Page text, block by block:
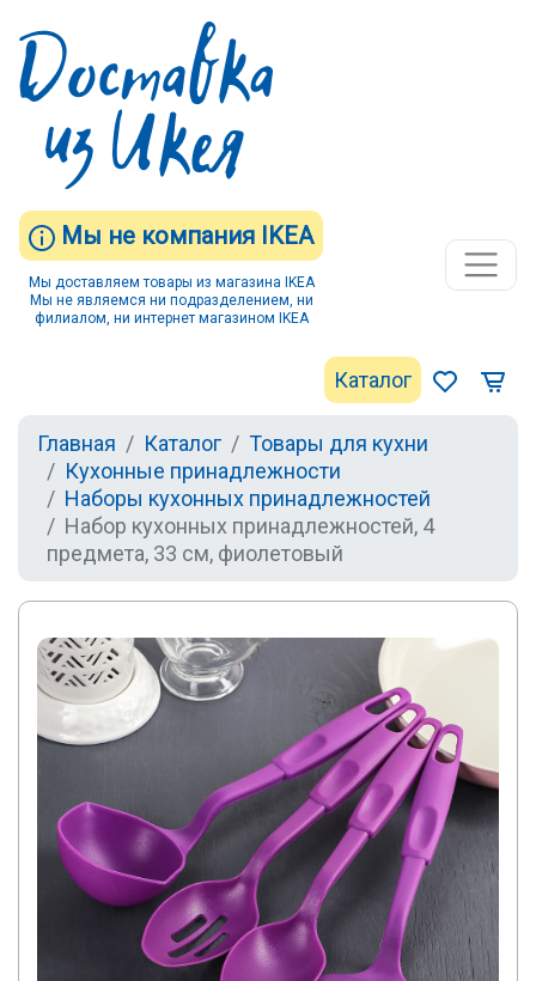
Мы не компания IKEA
Мы доставляем товары из магазина IKEA
Мы не являемся ни подразделением, ни
филиалом, ни интернет магазином IKEA
Каталог
Главная Каталог
Товары для кухни
Кухонные принадлежности
Наборы кухонных принадлежностей
Набор кухонных принадлежностей, 4
предмета, 33 см, фиолетовый